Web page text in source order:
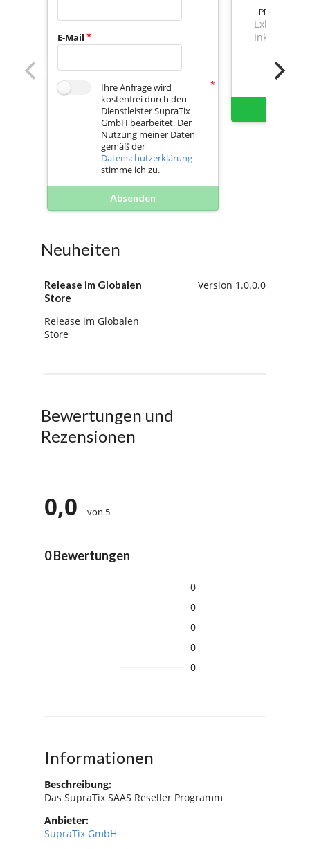
E-Mail
Ihre Anfrage wird
kostenfrei durch den
Dienstleister SupraTix
GmbH bearbeitet. Der
Nutzung meiner Daten
gemäß der
Datenschutzerklärung
stimme ich zu.
Absenden
PREIS
Exkl. Mwst.
Inkl. Mwst.
Neuheiten
Release im Globalen
Store
Release im Globalen
Store
Version 1.0.0.0
Bewertungen und
Rezensionen
0,0 von 5
0 Bewertungen
0
0
0
0
0
Informationen
Beschreibung:
Das SupraTix SAAS Reseller Programm
Anbieter:
SupraTix GmbH